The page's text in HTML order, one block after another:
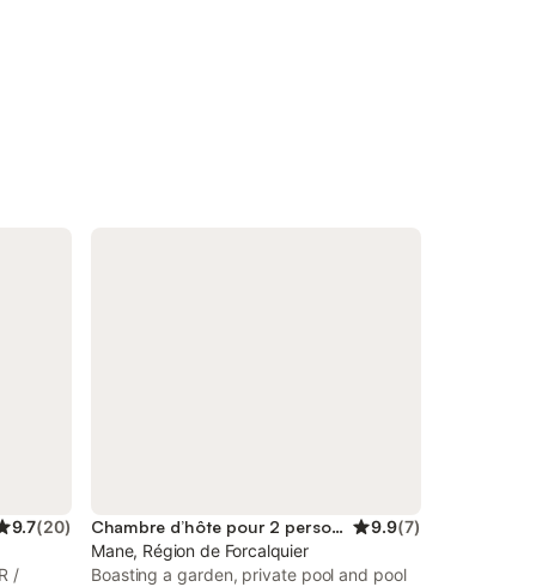
9.7(20)
/
Chambre d’hôte pour 2 personnes 9.9(7)
Mane, Région de Forcalquier
Boasting a garden, private pool and pool